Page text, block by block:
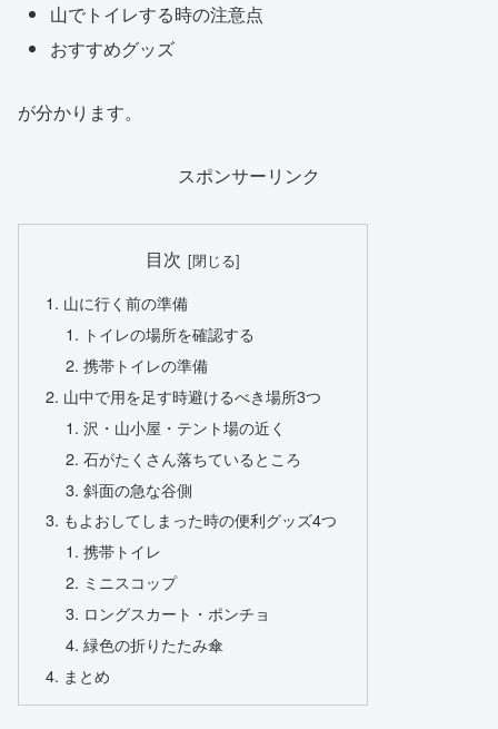
山でトイレする時の注意点
おすすめグッズ
が分かります。
スポンサーリンク
目次
山に行く前の準備
トイレの場所を確認する
携帯トイレの準備
山中で用を足す時避けるべき場所3つ
沢・山小屋・テント場の近く
石がたくさん落ちているところ
斜面の急な谷側
もよおしてしまった時の便利グッズ4つ
携帯トイレ
ミニスコップ
ロングスカート・ポンチョ
緑色の折りたたみ傘
まとめ